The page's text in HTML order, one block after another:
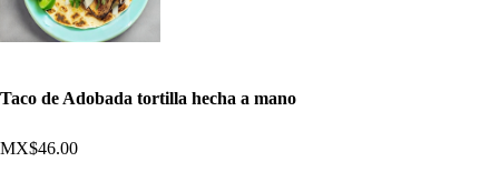
Taco de Adobada tortilla hecha a mano
MX$46.00